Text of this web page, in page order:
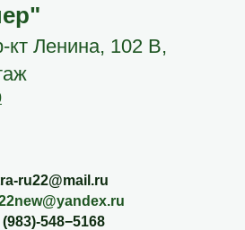
кт Ленина, 102 В,
ru22@mail.ru
(983)-548−5168